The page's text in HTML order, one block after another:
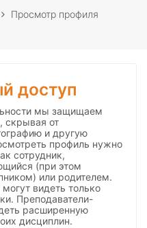
Просмотр профиля
доступ
мы защищаем
скрывая от
и другую
профиль нужно
сотрудник,
(при этом
или родителем.
видеть только
Преподаватели-
расширенную
дисциплин.